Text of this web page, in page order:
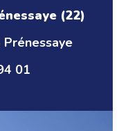
(22)
01